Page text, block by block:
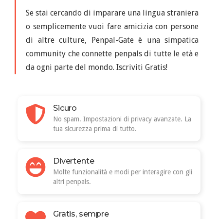
Se stai cercando di imparare una lingua straniera
o semplicemente vuoi fare amicizia con persone
di altre culture, Penpal-Gate è una simpatica
community che connette penpals di tutte le età e
da ogni parte del mondo. Iscriviti Gratis!
Sicuro
No spam. Impostazioni di privacy avanzate. La
tua sicurezza prima di tutto.
Divertente
Molte funzionalità e modi per interagire con gli
altri penpals.
Gratis, sempre